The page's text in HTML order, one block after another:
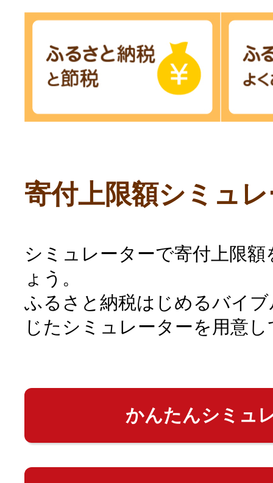
寄付上限額シミュ
シミュレーターで寄付上限
ょう。
ふるさと納税はじめるバイ
じたシミュレーターを用意
かんたんシミュ